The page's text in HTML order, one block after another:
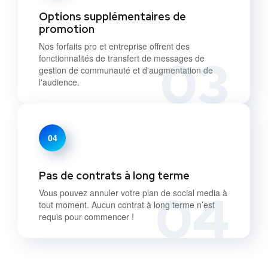
03
Options supplémentaires de
promotion
Nos forfaits pro et entreprise offrent des
fonctionnalités de transfert de messages de
gestion de communauté et d'augmentation de
l'audience.
04
04
Pas de contrats à long terme
Vous pouvez annuler votre plan de social media à
tout moment. Aucun contrat à long terme n’est
requis pour commencer !